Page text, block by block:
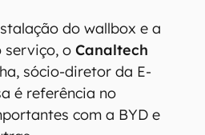
do wallbox e a
serviço, oCanaltech
sócio-diretor da E-
é referência no
com a BYD e